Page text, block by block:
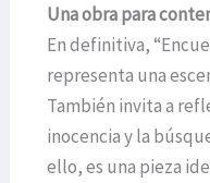
Una obra para
En definitiva,
representa una
También invita a
inocencia y la
ello, es una pieza